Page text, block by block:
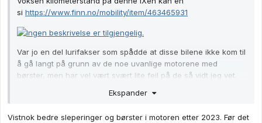
si https://www.finn.no/mobility/item/463465931
Var jo en del lurifakser som spådde at disse bilene ikke kom til
å gå langt på grunn av de noe uvanlige motorene med
børster, men har vel vært svært lite feil på de så vidt jeg vet.
Ekspander
Vistnok bedre sleperinger og børster i motoren etter 2023. Før det